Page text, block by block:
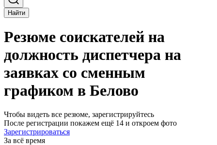
Найти
Резюме соискателей на
должность диспетчера на
заявках со сменным
графиком в Белово
Чтобы видеть все резюме, зарегистрируйтесь
После регистрации покажем ещё 14 и откроем фото
Зарегистрироваться
За всё время